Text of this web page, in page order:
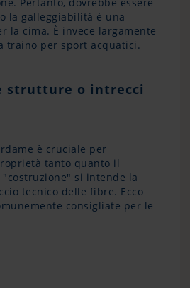
la galleggiabilità è una
la cima. È invece largamente
traino per sport acquatici.
strutture o intrecci
è cruciale per
tanto quanto il
"costruzione" si intende la
tecnico delle fibre. Ecco
consigliate per le